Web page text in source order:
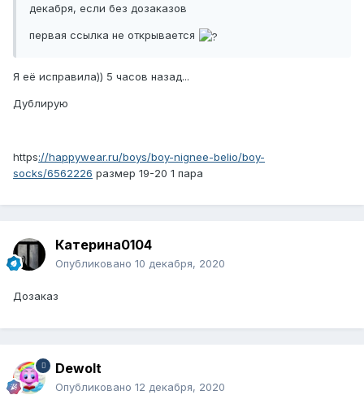
декабря, если без дозаказов
первая ссылка не открывается
Я её исправила)) 5 часов назад...
Дублирую
https://happywear.ru/boys/boy-nignee-belio/boy-
socks/6562226 размер 19-20 1 пара
Катерина0104
Опубликовано 10 декабря, 2020
Дозаказ
Dewolt
Опубликовано 12 декабря, 2020